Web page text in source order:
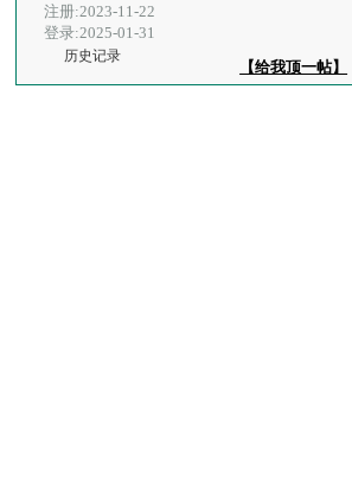
注册:2023-11-22
登录:2025-01-31
历史记录
【给我顶一帖】